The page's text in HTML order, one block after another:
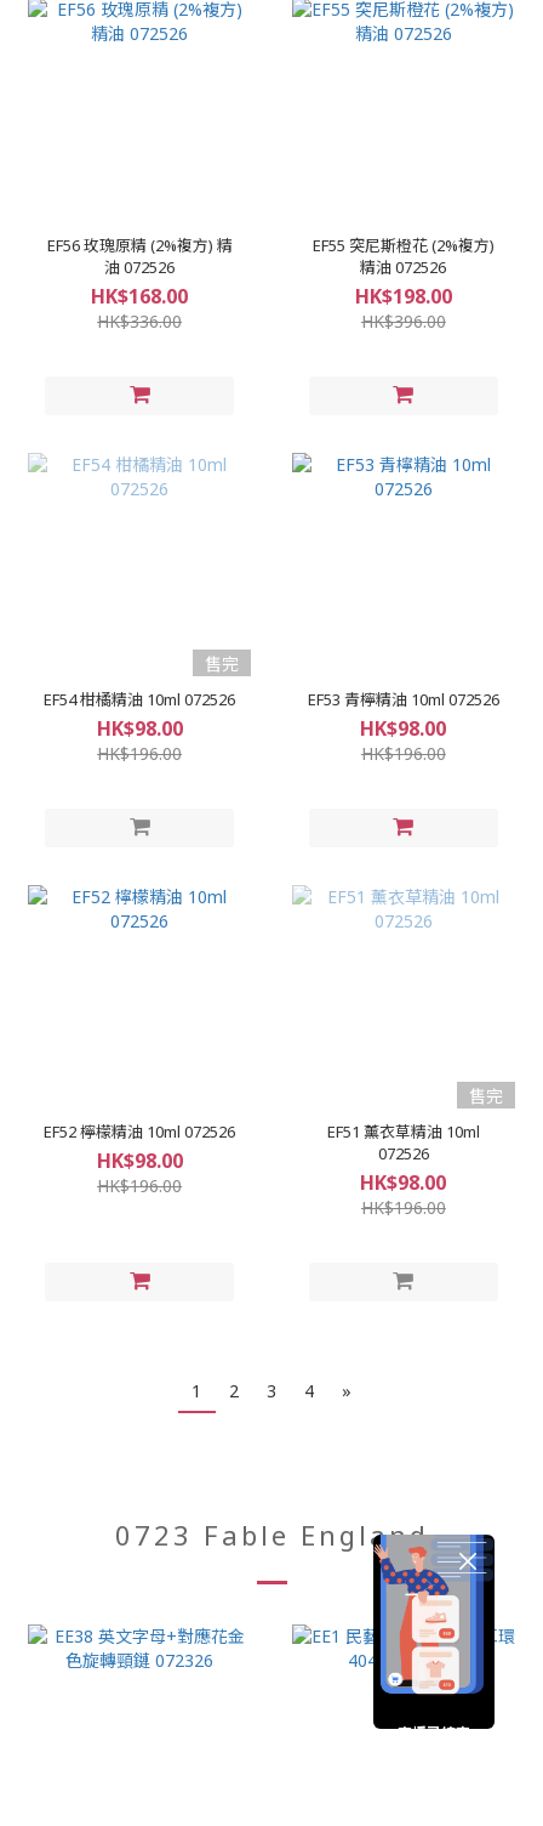
EF56 玫瑰原精 (2%複方) 精
油 072526
HK$168.00
HK$336.00
EF55 突尼斯橙花 (2%複方)
精油 072526
HK$198.00
HK$396.00
售完
EF54 柑橘精油 10ml 072526
HK$98.00
HK$196.00
EF53 青檸精油 10ml 072526
HK$98.00
HK$196.00
EF52 檸檬精油 10ml 072526
HK$98.00
HK$196.00
售完
EF51 薰衣草精油 10ml
072526
HK$98.00
HK$196.00
1 2 3 4 »
0723 Fable England
直播已結束